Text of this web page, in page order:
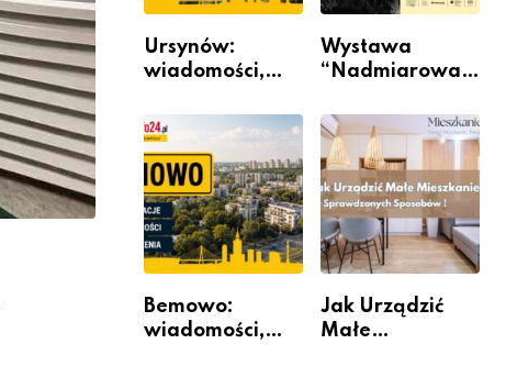
Ursynów:
wiadomości,
wydarzenia z
dzielnicy
Wystawa
“Nadmiarowa
w Galerii XX1
Bemowo:
wiadomości,
Jak Urządzić
Małe